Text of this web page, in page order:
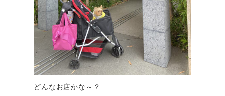
どんなお店かな～？